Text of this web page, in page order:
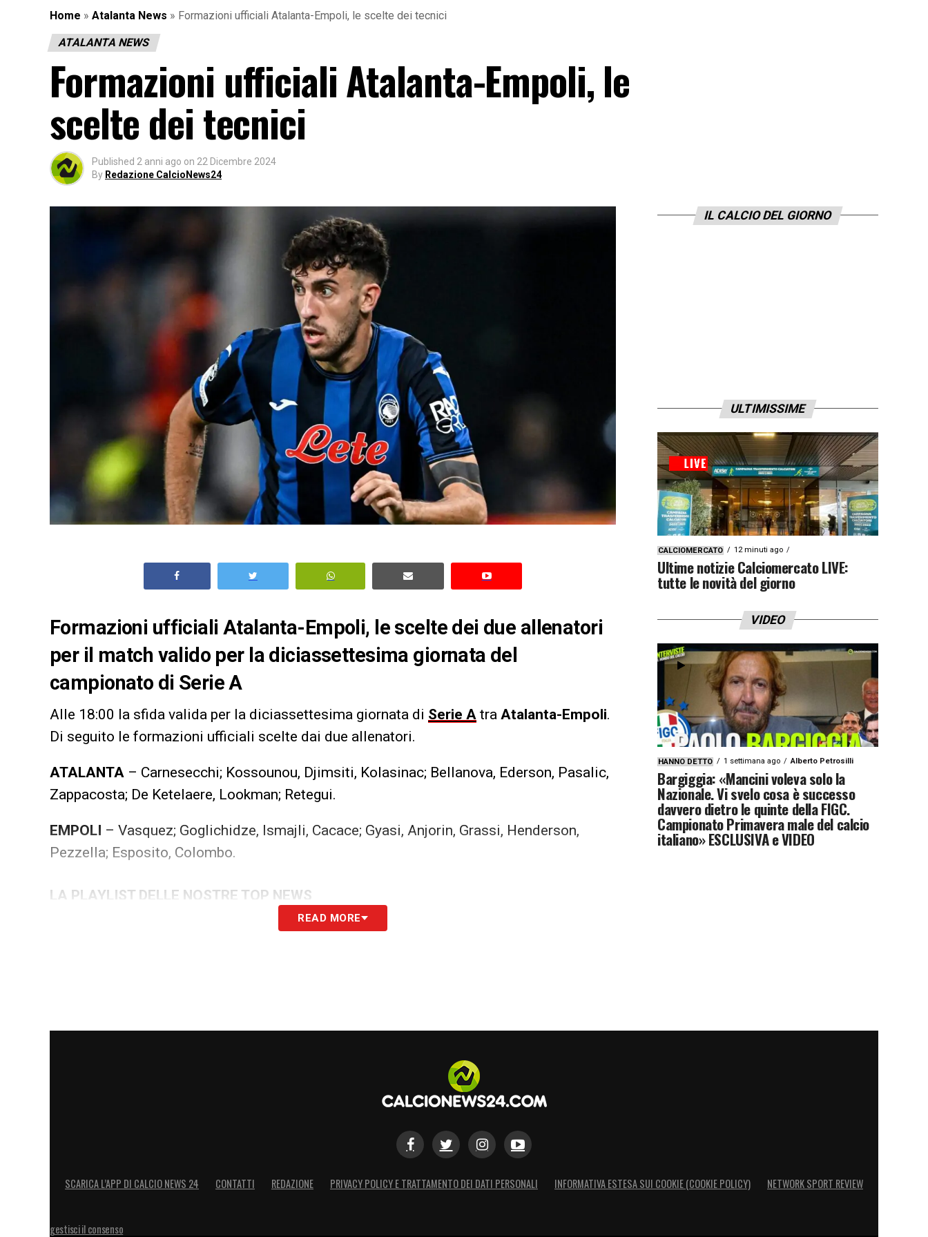
Home » Atalanta News » Formazioni ufficiali Atalanta-Empoli, le scelte dei tecnici
ATALANTA NEWS
Formazioni ufficiali Atalanta-Empoli, le
scelte dei tecnici
Published 2 anni ago on 22 Dicembre 2024
By Redazione CalcioNews24
Formazioni ufficiali Atalanta-Empoli, le scelte dei due allenatori
per il match valido per la diciassettesima giornata del
campionato di Serie A
Alle 18:00 la sfida valida per la diciassettesima giornata di Serie A tra Atalanta-Empoli.
Di seguito le formazioni ufficiali scelte dai due allenatori.
ATALANTA – Carnesecchi; Kossounou, Djimsiti, Kolasinac; Bellanova, Ederson, Pasalic,
Zappacosta; De Ketelaere, Lookman; Retegui.
EMPOLI – Vasquez; Goglichidze, Ismajli, Cacace; Gyasi, Anjorin, Grassi, Henderson,
Pezzella; Esposito, Colombo.
LA PLAYLIST DELLE NOSTRE TOP NEWS
READ MORE
IL CALCIO DEL GIORNO
ULTIMISSIME
CALCIOMERCATO 12 minuti ago
Ultime notizie Calciomercato LIVE:
tutte le novità del giorno
VIDEO
HANNO DETTO 1 settimana ago Alberto Petrosilli
Bargiggia: «Mancini voleva solo la
Nazionale. Vi svelo cosa è successo
davvero dietro le quinte della FIGC.
Campionato Primavera male del calcio
italiano» ESCLUSIVA e VIDEO
SCARICA L’APP DI CALCIO NEWS 24 CONTATTI REDAZIONE PRIVACY POLICY E TRATTAMENTO DEI DATI PERSONALI INFORMATIVA ESTESA SUI COOKIE (COOKIE POLICY) NETWORK SPORT REVIEW
gestisci il consenso